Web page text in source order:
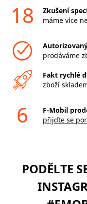
18
Zkušení
máme více
prodáváme
Fakt rychlé
zboží
6
F-Mobil
přijďte se
PODĚLTE